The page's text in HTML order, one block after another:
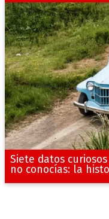
Siete datos
no conocías: la